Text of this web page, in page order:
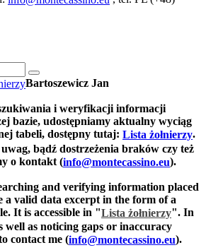
Bartoszewicz Jan
i weryfikacji informacji
bazie, udostępniamy aktualny wyciąg
tabeli, dostępny tutaj: Lista żołnierzy.
bądź dostrzeżenia braków czy też
o kontakt (info@montecassino.eu).
and verifying information placed
a valid data excerpt in the form of a
It is accessible in "Lista żołnierzy". In
well as noticing gaps or inaccuracy
contact me (info@montecassino.eu).